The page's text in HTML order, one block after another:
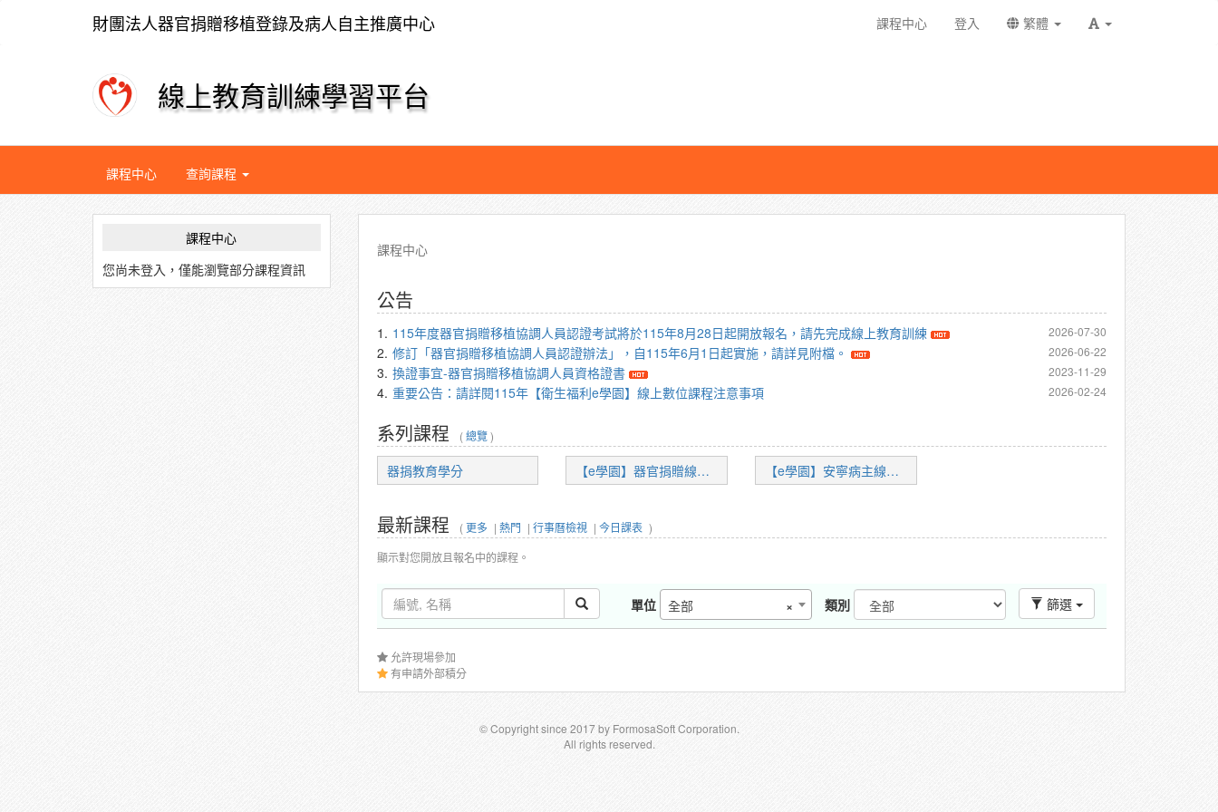
財團法人器官捐贈移植登錄及病人自主推廣中心 課程中心 登入 繁體
線上教育訓練學習平台
課程中心 查詢課程
課程中心
您尚未登入，僅能瀏覽部分課程資訊
課程中心
公告
1. 2026-07-30
115年度器官捐贈移植協調人員認證考試將於115年8月28日起開放報名，請先完成線上教育訓練
2.
2026-06-22
修訂「器官捐贈移植協調人員認證辦法」，自115年6月1日起實施，請詳見附檔。
3.
2023-11-29
換證事宜-器官捐贈移植協調人員資格證書
4.
2026-02-24
重要公告：請詳閱115年【衛生福利e學園】線上數位課程注意事項
系列課程 (總覽)
器捐教育學分 【e學園】器官捐贈線上課程 【e學園】安寧病主線上課程
最新課程 (更多 | 熱門 | 行事曆檢視 | 今日課表 )
顯示對您開放且報名中的課程。
單位 ×
全部 類別 篩選
允許現場參加
有申請外部積分
© Copyright since 2017 by FormosaSoft Corporation.
All rights reserved.